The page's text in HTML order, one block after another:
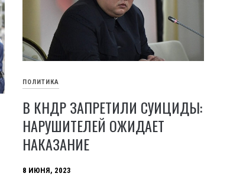
ПОЛИТИКА
В КНДР ЗАПРЕТИЛИ СУИЦИДЫ:
НАРУШИТЕЛЕЙ ОЖИДАЕТ
НАКАЗАНИЕ
8 ИЮНЯ, 2023